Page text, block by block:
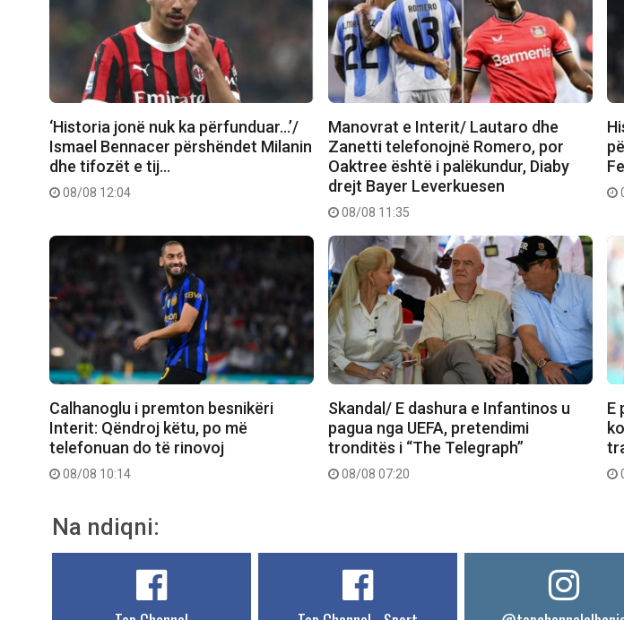
‘Historia jonë nuk ka përfunduar…’/
Ismael Bennacer përshëndet Milanin
dhe tifozët e tij…
08/08 12:04
Manovrat e Interit/ Lautaro dhe
Zanetti telefonojnë Romero, por
Oaktree është i palëkundur, Diaby
drejt Bayer Leverkuesen
08/08 11:35
Calhanoglu i premton besnikëri
Interit: Qëndroj këtu, po më
telefonuan do të rinovoj
08/08 10:14
Skandal/ E dashura e Infantinos u
pagua nga UEFA, pretendimi
tronditës i “The Telegraph”
08/08 07:20
E
Na ndiqni: